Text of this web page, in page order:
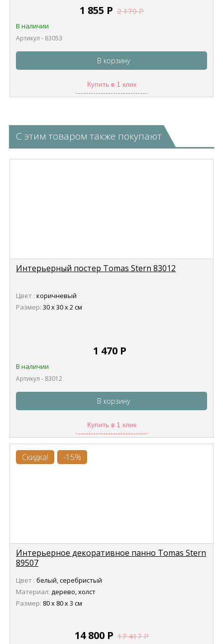
1 855 Р 2 179Р
В наличии
Артикул - 83053
В корзину
Купить в 1 клик
С этим товаром также покупают
Интерьерный постер Tomas Stern 83012
Цвет : коричневый
Размер: 30 х 30 х 2 см
1 470 Р
В наличии
Артикул - 83012
В корзину
Купить в 1 клик
Скидка! -15%
Интерьерное декоративное панно Tomas Stern
89507
Цвет : белый, серебристый
Материал: дерево, холст
Размер: 80 x 80 x 3 см
14 800 Р 17 417Р